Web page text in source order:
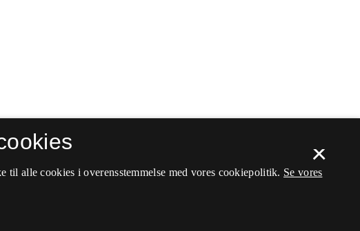
×
til alle cookies i overensstemmelse med vores cookiepolitik. Se vores